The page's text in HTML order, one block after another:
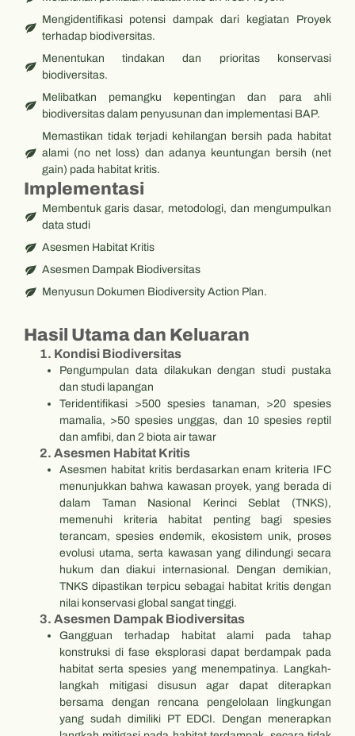
Mengidentifikasi potensi dampak dari kegiatan Proyek
terhadap biodiversitas.
Menentukan tindakan dan prioritas konservasi
biodiversitas.
Melibatkan pemangku kepentingan dan para ahli
biodiversitas dalam penyusunan dan implementasi BAP.
Memastikan tidak terjadi kehilangan bersih pada habitat
alami (no net loss) dan adanya keuntungan bersih (net
gain) pada habitat kritis.
Implementasi
Membentuk garis dasar, metodologi, dan mengumpulkan
data studi
Asesmen Habitat Kritis
Asesmen Dampak Biodiversitas
Menyusun Dokumen Biodiversity Action Plan.
Hasil Utama dan Keluaran
1. Kondisi Biodiversitas
Pengumpulan data dilakukan dengan studi pustaka
dan studi lapangan
Teridentifikasi >500 spesies tanaman, >20 spesies
mamalia, >50 spesies unggas, dan 10 spesies reptil
dan amfibi, dan 2 biota air tawar
2. Asesmen Habitat Kritis
Asesmen habitat kritis berdasarkan enam kriteria IFC
menunjukkan bahwa kawasan proyek, yang berada di
dalam Taman Nasional Kerinci Seblat (TNKS),
memenuhi kriteria habitat penting bagi spesies
terancam, spesies endemik, ekosistem unik, proses
evolusi utama, serta kawasan yang dilindungi secara
hukum dan diakui internasional. Dengan demikian,
TNKS dipastikan terpicu sebagai habitat kritis dengan
nilai konservasi global sangat tinggi.
3. Asesmen Dampak Biodiversitas
Gangguan terhadap habitat alami pada tahap
konstruksi di fase eksplorasi dapat berdampak pada
habitat serta spesies yang menempatinya. Langkah-
langkah mitigasi disusun agar dapat diterapkan
bersama dengan rencana pengelolaan lingkungan
yang sudah dimiliki PT EDCI. Dengan menerapkan